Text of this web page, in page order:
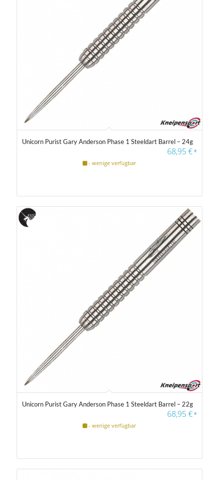
Unicorn Purist Gary Anderson Phase 1 Steeldart Barrel – 24g
68,95€*
- wenige verfügbar
Unicorn Purist Gary Anderson Phase 1 Steeldart Barrel – 22g
68,95€*
- wenige verfügbar